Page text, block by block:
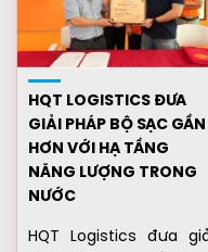
HQT LOGISTICS ĐƯA
GIẢI PHÁP BỘ SẠC GẦN
HƠN VỚI HẠ TẦNG
NĂNG LƯỢNG TRONG
NƯỚC
HQT Logistics đưa